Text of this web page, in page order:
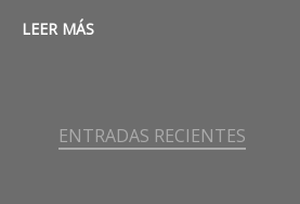
LEER MÁS
ENTRADAS RECIENTES